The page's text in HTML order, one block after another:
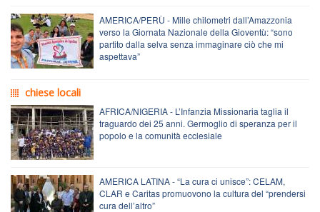
AMERICA/PERÙ - Mille chilometri dall’Amazzonia
verso la Giornata Nazionale della Gioventù: “sono
partito dalla selva senza immaginare ciò che mi
aspettava”
chiese locali
AFRICA/NIGERIA - L’Infanzia Missionaria taglia il
traguardo dei 25 anni. Germoglio di speranza per il
popolo e la comunità ecclesiale
AMERICA LATINA - “La cura ci unisce”: CELAM,
CLAR e Caritas promuovono la cultura del “prendersi
cura dell’altro”